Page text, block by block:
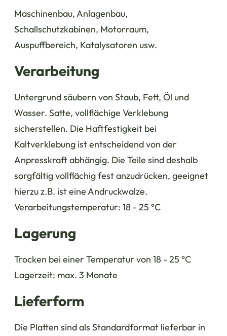
Maschinenbau, Anlagenbau,
Schallschutzkabinen, Motorraum,
Auspuffbereich, Katalysatoren usw.
Verarbeitung
Untergrund säubern von Staub, Fett, Öl und
Wasser. Satte, vollflächige Verklebung
sicherstellen. Die Haftfestigkeit bei
Kaltverklebung ist entscheidend von der
Anpresskraft abhängig. Die Teile sind deshalb
sorgfältig vollflächig fest anzudrücken, geeignet
hierzu z.B. ist eine Andruckwalze.
Verarbeitungstemperatur: 18 - 25 °C
Lagerung
Trocken bei einer Temperatur von 18 - 25 °C
Lagerzeit: max. 3 Monate
Lieferform
Die Platten sind als Standardformat lieferbar in